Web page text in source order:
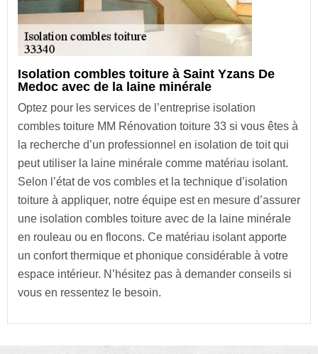
Isolation combles toiture à Saint Yzans De
Medoc avec de la laine minérale
Optez pour les services de l’entreprise isolation
combles toiture MM Rénovation toiture 33 si vous êtes à
la recherche d’un professionnel en isolation de toit qui
peut utiliser la laine minérale comme matériau isolant.
Selon l’état de vos combles et la technique d’isolation
toiture à appliquer, notre équipe est en mesure d’assurer
une isolation combles toiture avec de la laine minérale
en rouleau ou en flocons. Ce matériau isolant apporte
un confort thermique et phonique considérable à votre
espace intérieur. N’hésitez pas à demander conseils si
vous en ressentez le besoin.